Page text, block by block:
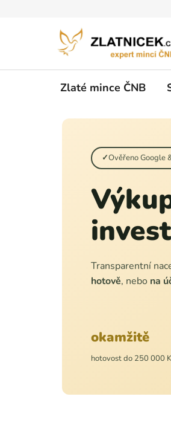
Zlaté mince ČNB
Ověřeno Google
Transparentní
hotově, nebo na
okamžitě
hotovost do 250 000